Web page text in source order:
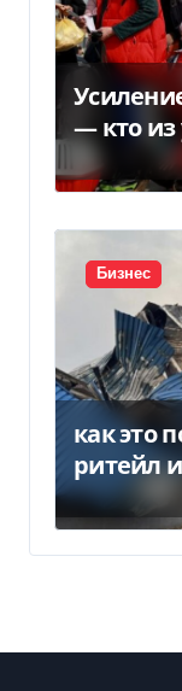
— кто из
Бизнес
как это
ритейл